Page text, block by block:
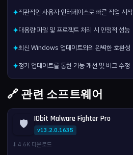
✦직관적인 사용자 인터페이스로 빠른 작업 시작
✦대용량 파일 및 프로젝트 처리 시 안정적 성능
✦최신 Windows 업데이트와의 완벽한 호환성
✦정기 업데이트를 통한 기능 개선 및 버그 수정
🔗 관련 소프트웨어
🛡️ IObit Malware Fighter Pro
v13.2.0.1635
⬇️ 4.6K 다운로드